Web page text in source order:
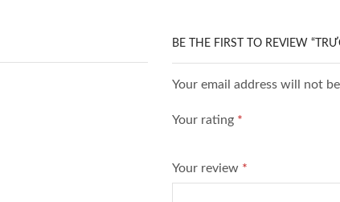
BE THE FIRST TO REVIEW
Your email address will not
Your rating *
Your review *